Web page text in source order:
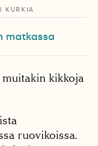
KURKIA
matkassa
kikkoja
ruovikoissa.